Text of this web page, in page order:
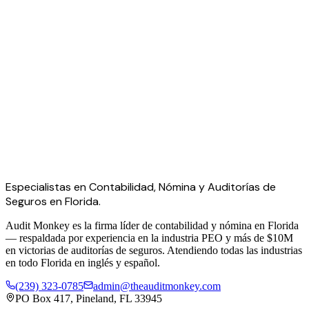
Especialistas en Contabilidad, Nómina y Auditorías de
Seguros en Florida.
Audit Monkey es la firma líder de contabilidad y nómina en Florida
— respaldada por experiencia en la industria PEO y más de $10M
en victorias de auditorías de seguros. Atendiendo todas las industrias
en todo Florida en inglés y español.
(239) 323-0785
admin@theauditmonkey.com
PO Box 417, Pineland, FL 33945